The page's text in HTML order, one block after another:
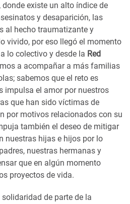
existe un alto índice de
y desaparición, las
al hecho traumatizante y
vivido, por eso llegó el momento
lo colectivo y desde la Red
a acompañar a más familias
sabemos que el reto es
impulsa el amor por nuestros
que han sido víctimas de
por motivos relacionados con su
también el deseo de mitigar
nuestras hijas e hijos por lo
nuestras hermanas y
que en algún momento
proyectos de vida.
de parte de la